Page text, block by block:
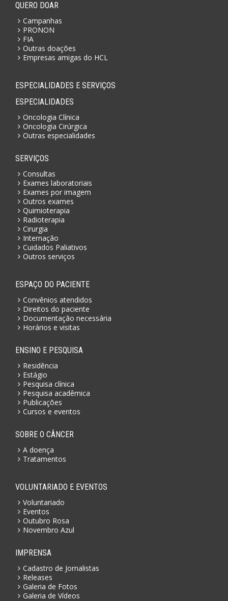
QUERO DOAR
Campanhas
PRONON
FIA
Outras doações
Empresas amigas do HCL
ESPECIALIDADES E SERVIÇOS
ESPECIALIDADES
Oncologia Clínica
Oncologia Cirúrgica
Outras especialidades
SERVIÇOS
Consultas
Exames laboratoriais
Exames por imagem
Outros exames
Quimioterapia
Radioterapia
Cirurgia
Internação
Cuidados Paliativos
Outros serviços
ESPAÇO DO PACIENTE
Convênios atendidos
Direitos do paciente
Documentação necessária
Horários e visitas
ENSINO E PESQUISA
Residência
Estágio
Pesquisa clínica
Pesquisa acadêmica
Publicações
Cursos e eventos
SOBRE O CÂNCER
A doença
Tratamentos
VOLUNTARIADO E EVENTOS
Voluntariado
Eventos
Outubro Rosa
Novembro Azul
IMPRENSA
Cadastro de Jornalistas
Releases
Galeria de Fotos
Galeria de Vídeos